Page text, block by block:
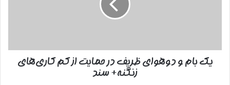
کم
کاری‌های
یک بام و دوهوای ظریف در حمایت از کم کاری‌های
زنگنه+ سند